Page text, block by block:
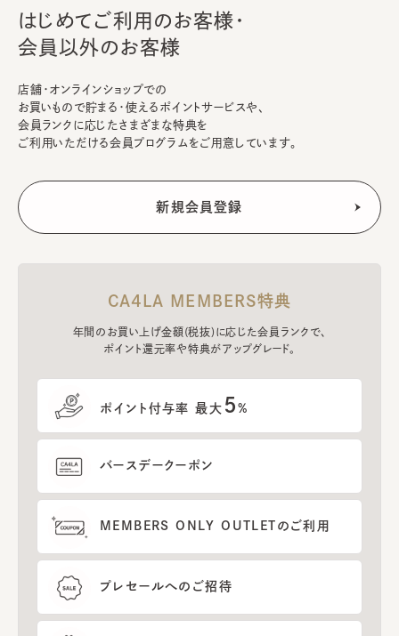
はじめてご利用のお客様・
会員以外のお客様
店舗・オンラインショップでの
お買いもので貯まる・使えるポイントサービスや、
会員ランクに応じたさまざまな特典を
ご利用いただける会員プログラムをご用意しています。
CA4LA MEMBERS特典
年間のお買い上げ金額(税抜)に応じた会員ランクで、
ポイント還元率や特典がアップグレード。
ポイント付与率 最大 5%
バースデークーポン
MEMBERS ONLY OUTLETのご利用
プレセールへのご招待